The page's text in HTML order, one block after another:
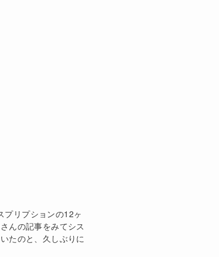
プリプションの12ヶ
んの記事をみてシス
たのと、久しぶりに